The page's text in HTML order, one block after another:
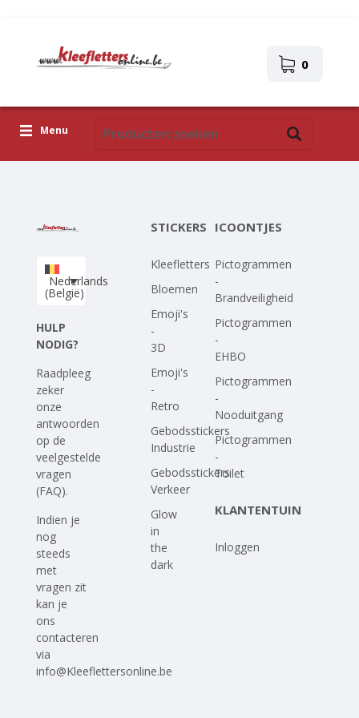
0
Menu
Upload je eigen ontwerp
Corona Covid-19
Nederlands
(België)
HULP
NODIG?
Raadpleeg
zeker
onze
antwoorden
op de
veelgestelde
vragen
(FAQ).
Indien je
nog
steeds
met
vragen zit
kan je
ons
contacteren
via
info@Kleeflettersonline.be
STICKERS
Kleefletters
Bloemen
Emoji's
-
3D
Emoji's
-
Retro
Gebodsstickers
Industrie
Gebodsstickers
Verkeer
Glow
in
the
dark
ICOONTJES
Pictogrammen
-
Brandveiligheid
Pictogrammen
-
EHBO
Pictogrammen
-
Nooduitgang
Pictogrammen
-
Toilet
KLANTENTUIN
Inloggen